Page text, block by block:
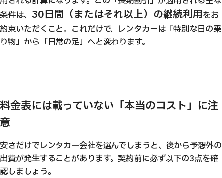
条件は、 30日間（またはそれ以上）の継続利用をお
約束いただくこと。これだけで、レンタカーは「特別な日の乗
り物」から「日常の足」へと変わります。
料金表には載っていない「本当のコスト」に注
意
安さだけでレンタカー会社を選んでしまうと、後から予想外の
出費が発生することがあります。契約前に必ず以下の3点を確
認しましょう。